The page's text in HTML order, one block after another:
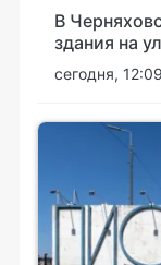
В
здания на
сегодня, 12:09